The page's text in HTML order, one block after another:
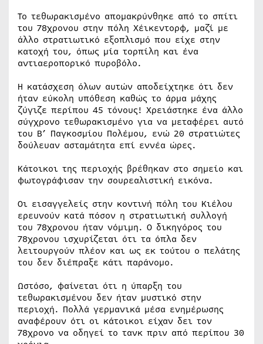
Το τεθωρακισμένο απομακρύνθηκε από το σπίτι
του 78χρονου στην πόλη Χέικεντορφ, μαζί με
άλλο στρατιωτικό εξοπλισμό που είχε στην
κατοχή του, όπως μία τορπίλη και ένα
αντιαεροπορικό πυροβόλο.
Η κατάσχεση όλων αυτών αποδείχτηκε ότι δεν
ήταν εύκολη υπόθεση καθώς το άρμα μάχης
ζύγιζε περίπου 45 τόνους! Χρειάστηκε ένα άλλο
σύγχρονο τεθωρακισμένο για να μεταφέρει αυτό
του Β’ Παγκοσμίου Πολέμου, ενώ 20 στρατιώτες
δούλευαν ασταμάτητα επί εννέα ώρες.
Κάτοικοι της περιοχής βρέθηκαν στο σημείο και
φωτογράφισαν την σουρεαλιστική εικόνα.
Οι εισαγγελείς στην κοντινή πόλη του Κιέλου
ερευνούν κατά πόσον η στρατιωτική συλλογή
του 78χρονου ήταν νόμιμη. Ο δικηγόρος του
78χρονου ισχυρίζεται ότι τα όπλα δεν
λειτουργούν πλέον και ως εκ τούτου ο πελάτης
του δεν διέπραξε κάτι παράνομο.
Ωστόσο, φαίνεται ότι η ύπαρξη του
τεθωρακισμένου δεν ήταν μυστικό στην
περιοχή. Πολλά γερμανικά μέσα ενημέρωσης
αναφέρουν ότι οι κάτοικοι είχαν δει τον
78χρονο να οδηγεί το τανκ πριν από περίπου 30